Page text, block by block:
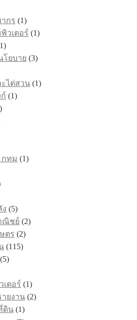
กร (1)
วเตอร์ (1)
โยบาย (3)
ไต่สวน (1)
(1)
กทม (1)
ง (5)
ณิชย์ (2)
ตร (2)
(115)
(5)
เตอร์ (1)
ายงาน (2)
ดิน (1)